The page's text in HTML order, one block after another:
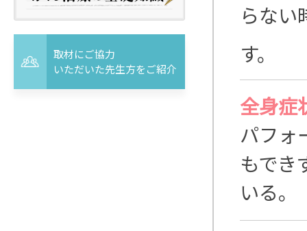
らない
す。
全身症
パフォ
もでき
いる。
取材にご協力
いただいた先生方をご紹介